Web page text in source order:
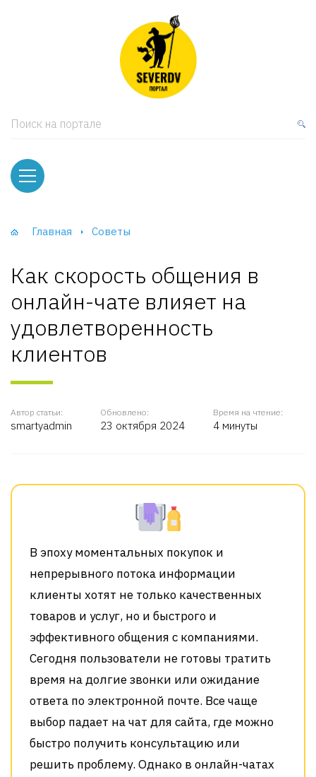
Поиск на портале
Главная Советы
Как скорость общения в
онлайн-чате влияет на
удовлетворенность
клиентов
Автор статьи:
smartyadmin
Обновлено:
23 октября 2024
Время на чтение:
4 минуты
В эпоху моментальных покупок и
непрерывного потока информации
клиенты хотят не только качественных
товаров и услуг, но и быстрого и
эффективного общения с компаниями.
Сегодня пользователи не готовы тратить
время на долгие звонки или ожидание
ответа по электронной почте. Все чаще
выбор падает на чат для сайта, где можно
быстро получить консультацию или
решить проблему. Однако в онлайн-чатах
и тумбы